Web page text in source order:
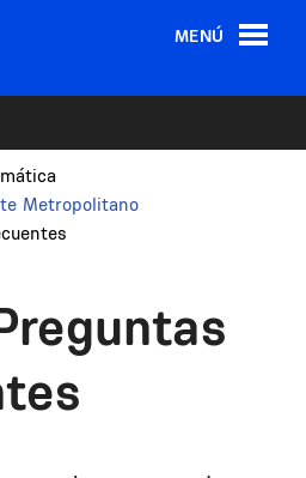
MENÚ
Metropolitano